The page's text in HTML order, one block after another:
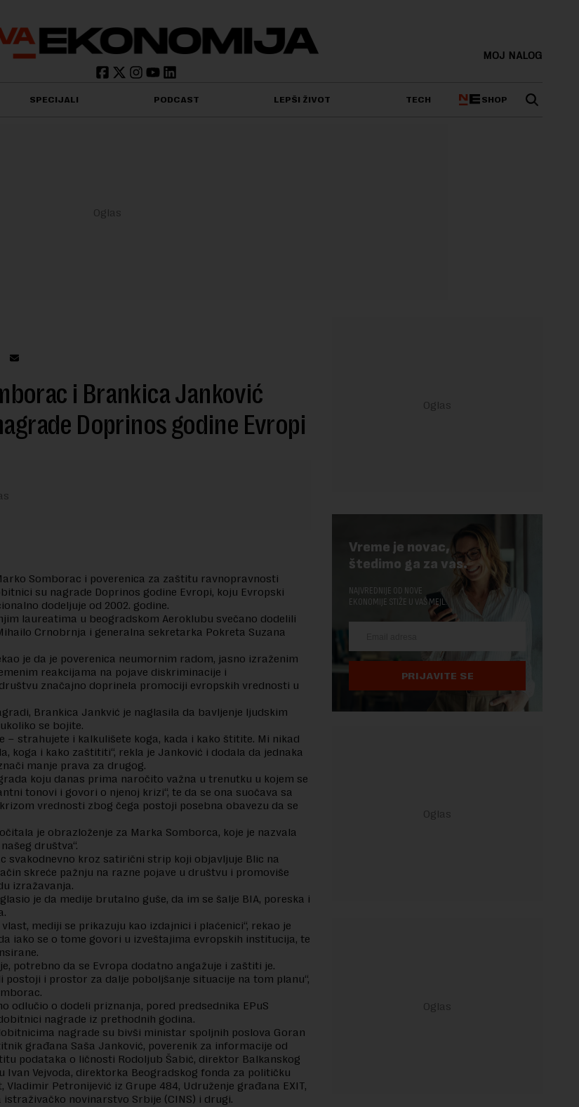
MOJ NALOG
SPECIJALI PODCAST LEPŠI ŽIVOT TECH SHOP
i Brankica Janković
Doprinos godine Evropi
Somborac i poverenica za zaštitu ravnopravnosti
su nagrade Doprinos godine Evropi, koju Evropski
dodeljuje od 2002. godine.
laureatima u beogradskom Aeroklubu svečano dodelili
Crnobrnja i generalna sekretarka Pokreta Suzana
je da je poverenica neumornim radom, jasno izraženim
reakcijama na pojave diskriminacije i
značajno doprinela promociji evropskih vrednosti u
Brankica Jankvić je naglasila da bavljenje ljudskim
se bojite.
– strahujete i kalkulišete koga, kada i kako štitite. Mi nikad
koga i kako zaštititi“, rekla je Janković i dodala da jednaka
manje prava za drugog.
koju danas prima naročito važna u trenutku u kojem se
tonovi i govori o njenoj krizi“, te da se ona suočava sa
vrednosti zbog čega postoji posebna obavezu da se
je obrazloženje za Marka Somborca, koje je nazvala
društva“.
svakodnevno kroz satirični strip koji objavljuje Blic na
skreće pažnju na razne pojave u društvu i promoviše
izražavanja.
je da medije brutalno guše, da im se šalje BIA, poreska i
mediji se prikazuju kao izdajnici i plaćenici“, rekao je
iako se o tome govori u izveštajima evropskih institucija, te
potrebno da se Evropa dodatno angažuje i zaštiti je.
postoji i prostor za dalje poboljšanje situacije na tom planu“,
odlučio o dodeli priznanja, pored predsednika EPuS
nagrade iz prethodnih godina.
nagrade su bivši ministar spoljnih poslova Goran
građana Saša Janković, poverenik za informacije od
podataka o ličnosti Rodoljub Šabić, direktor Balkanskog
Ivan Vejvoda, direktorka Beogradskog fonda za političku
Vladimir Petronijević iz Grupe 484, Udruženje građana EXIT,
istraživačko novinarstvo Srbije (CINS) i drugi.
Vreme je novac,
štedimo ga za vas.
NAJVREDNIJE OD NOVE
EKONOMIJE STIŽE U VAŠ MEJL.
PRIJAVITE SE